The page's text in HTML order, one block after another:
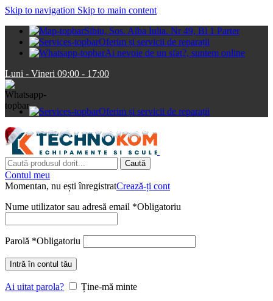
Skip to navigation Skip to main content
Sibiu, Sos. Alba Iulia. Nr 49, Bl 1 Parter
Oferim și servicii de reparații
Ai nevoie de un sfat?, suntem online
Luni - Vineri 09:00 - 17:00
Oferim și servicii de reparații
Caută
Contul meu
Momentan, nu ești înregistratCrează-ți cont
Nume utilizator sau adresă email *Obligatoriu
Parolă *Obligatoriu
Intră în contul tău
Ai uitat parola?
Ține-mă minte